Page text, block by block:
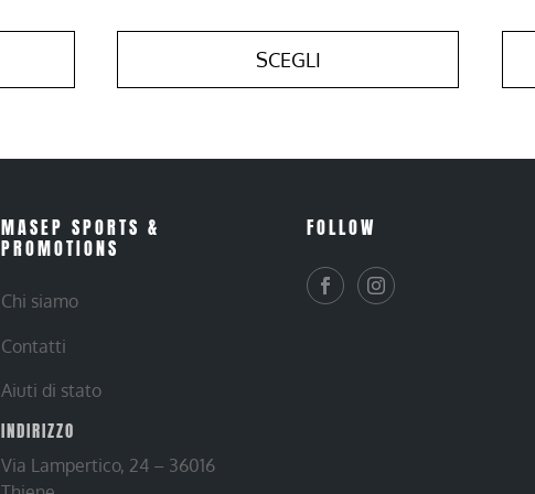
SCEGLI
MASEP SPORTS &
PROMOTIONS
Chi siamo
Contatti
Aiuti di stato
INDIRIZZO
Via Lampertico, 24 – 36016
FOLLOW